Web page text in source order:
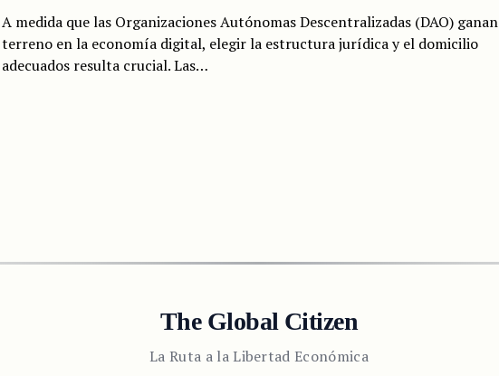
A medida que las Organizaciones Autónomas Descentralizadas (DAO) ganan
terreno en la economía digital, elegir la estructura jurídica y el domicilio
adecuados resulta crucial. Las…
The Global Citizen
La Ruta a la Libertad Económica